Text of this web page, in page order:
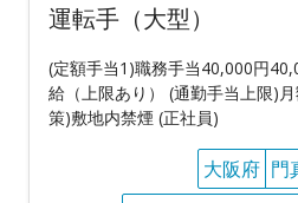
運転手（大型）
(定額手当1)職務手当40,000円
給（上限あり） (通勤手当上限)
策)敷地内禁煙 (正社員)
大阪府 門